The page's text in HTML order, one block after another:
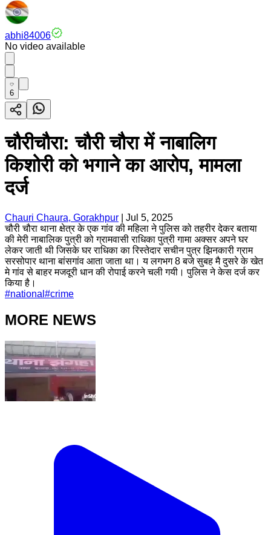
abhi84006
No video available
6
चौरीचौरा: चौरी चौरा में नाबालिग
किशोरी को भगाने का आरोप, मामला
दर्ज
Chauri Chaura, Gorakhpur
Jul 5, 2025
चौरी चौरा थाना क्षेत्र के एक गांव की महिला ने पुलिस को तहरीर देकर बताया
की मेरी नाबालिक पुत्री को ग्रामवासी राधिका पुत्री गामा अक्सर अपने घर
लेकर जाती थी जिसके घर राधिका का रिस्तेदार सचीन पुत्र झिनकारी ग्राम
सरसोपार थाना बांसगांव आता जाता था। य लगभग 8 बजे सुबह मै दुसरे के खेत
मे गांव से बाहर मजदूरी धान की रोपाई करने चली गयी। पुलिस ने केस दर्ज कर
किया है।
#national #crime
MORE NEWS